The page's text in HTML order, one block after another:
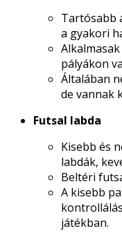
Tartósabb
a gyakori
pályákon
Általában
de vannak
Futsal labda
Kisebb és
labdák,
Beltéri
A kisebb
játékban.